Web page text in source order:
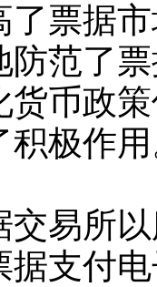
了票据
防范了
货币政
积极作
所以
据支付